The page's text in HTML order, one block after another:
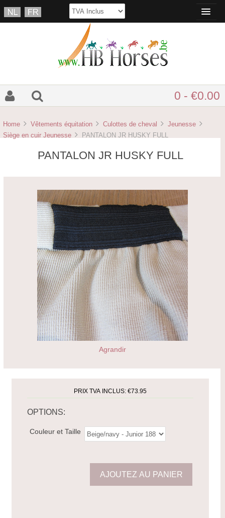
0 - €0.00
Home Vêtements équitation Culottes de cheval
Jeunesse
Siège en cuir Jeunesse
PANTALON JR HUSKY FULL
PANTALON JR HUSKY FULL
Agrandir
PRIX TVA INCLUS:€73.95
OPTIONS:
Couleur et Taille